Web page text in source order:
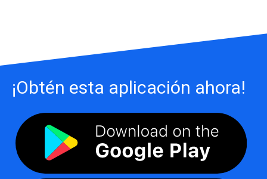
¡Obtén esta aplicación ahora!